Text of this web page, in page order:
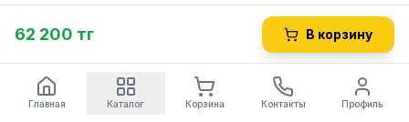
62 200 тг В корзину
Главная Каталог Корзина Контакты Профиль